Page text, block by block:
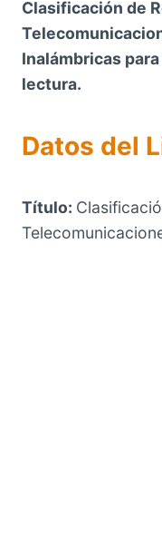
Clasificación de
Inalámbricas
lectura.
Datos del
Título: